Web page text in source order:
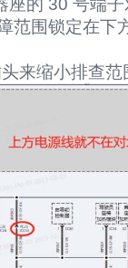
的 30 号端
范围锁定在下
来缩小排查范